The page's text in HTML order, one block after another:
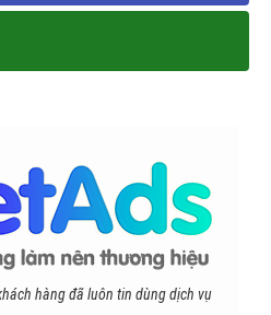
hàng đã luôn tin dùng dịch vụ